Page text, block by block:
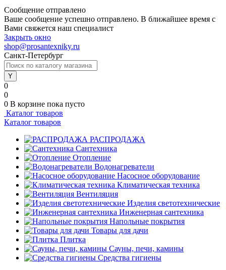
Сообщение отправлено
Ваше сообщение успешно отправлено. В ближайшее время с
Вами свяжется наш специалист
Закрыть окно
shop@prosantexniky.ru
Санкт-Петербург
0
0
0 В корзине пока пусто
Каталог товаров
Каталог товаров
РАСПРОДАЖА
Сантехника
Отопление
Водонагреватели
Насосное оборудование
Климатическая техника
Вентиляция
Изделия светотехнические
Инженерная сантехника
Напольные покрытия
Товары для дачи
Плитка
Сауны, печи, камины
Средства гигиены